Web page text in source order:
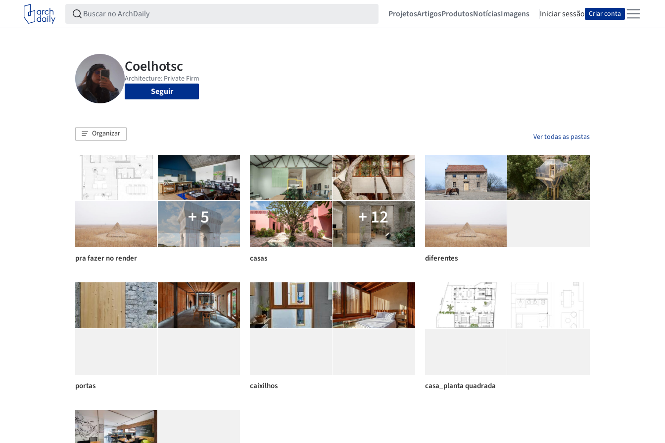
ProjetosArtigosProdutosNotíciasImagens Iniciar sessão Criar conta
Seguir
Organizar Ver todas as pastas
+ 5
pra fazer no render
+ 12
casas diferentes
portas caixilhos casa_planta quadrada